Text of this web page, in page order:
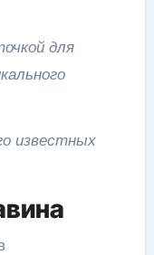
для
известных